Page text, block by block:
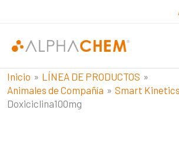
contenido
Inicio
LÍNEA DE PRODUCTOS
Animales de Compañía
Smart Kinetics
Doxiciclina100mg